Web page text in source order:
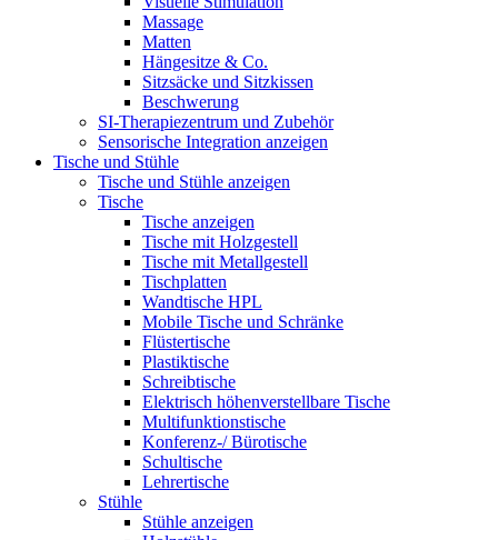
Massage
Matten
Hängesitze & Co.
Sitzsäcke und Sitzkissen
Beschwerung
SI-Therapiezentrum und Zubehör
Sensorische Integration anzeigen
Tische und Stühle
Tische und Stühle anzeigen
Tische
Tische anzeigen
Tische mit Holzgestell
Tische mit Metallgestell
Tischplatten
Wandtische HPL
Mobile Tische und Schränke
Flüstertische
Plastiktische
Schreibtische
Elektrisch höhenverstellbare Tische
Multifunktionstische
Konferenz-/ Bürotische
Schultische
Lehrertische
Stühle
Stühle anzeigen